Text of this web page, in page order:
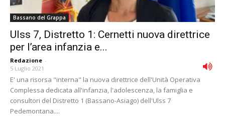
Bassano del Grappa
Ulss 7, Distretto 1: Cernetti nuova direttrice
per l’area infanzia e...
Redazione -
5 Luglio 2021
E' una risorsa "interna" la nuova direttrice dell'Unità Operativa
Complessa dedicata all'infanzia, l'adolescenza, la famiglia e
consultori del Distretto 1 (Bassano-Asiago) dell'Ulss 7
Pedemontana....